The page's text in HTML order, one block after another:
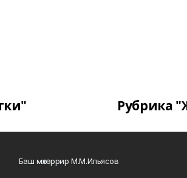
Рубрика
Баш мөхәррир М.М.Ильясов